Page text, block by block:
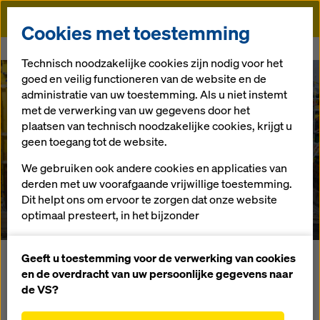
Doka
Südgürtel Graz
Oostenrijk
De Südgürtel maakt deel uit van een omvangrijk
infrastructuurpakket waarmee het zuidelijke deel van Graz
mobiliteit. Doka levert hierbij voor de vierbaanse
Cookies met toestemming
Technisch noodzakelijke cookies zijn nodig voor het
goed en veilig functioneren van de website en de
administratie van uw toestemming. Als u niet instemt
met de verwerking van uw gegevens door het
plaatsen van technisch noodzakelijke cookies, krijgt u
geen toegang tot de website.
We gebruiken ook andere cookies en applicaties van
derden met uw voorafgaande vrijwillige toestemming.
Dit helpt ons om ervoor te zorgen dat onze website
optimaal presteert, in het bijzonder
van onze website (functionele en statistische
cookies),
het vergemakkelijken van een soepel
Geeft u toestemming voor de verwerking van cookies
en de overdracht van uw persoonlijke gegevens naar
de VS?